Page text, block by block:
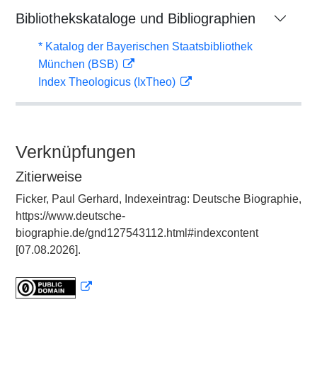
Bibliothekskataloge und Bibliographien
* Katalog der Bayerischen Staatsbibliothek
München (BSB)
Index Theologicus (IxTheo)
Verknüpfungen
Zitierweise
Ficker, Paul Gerhard, Indexeintrag: Deutsche Biographie,
https://www.deutsche-
biographie.de/gnd127543112.html#indexcontent
[07.08.2026].